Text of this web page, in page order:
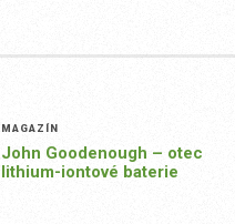
MAGAZÍN
John Goodenough – otec
lithium-iontové baterie